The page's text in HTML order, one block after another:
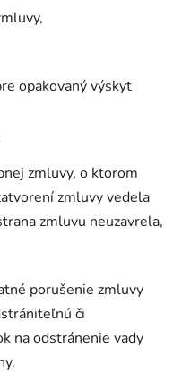
opakovaný výskyt
zmluvy, o ktorom
zmluvy vedela
zmluvu neuzavrela,
porušenie zmluvy
či
na odstránenie vady